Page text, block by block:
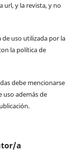
url, y la revista, y no
de uso utilizada por la
la política de
debe mencionarse
uso además de
a